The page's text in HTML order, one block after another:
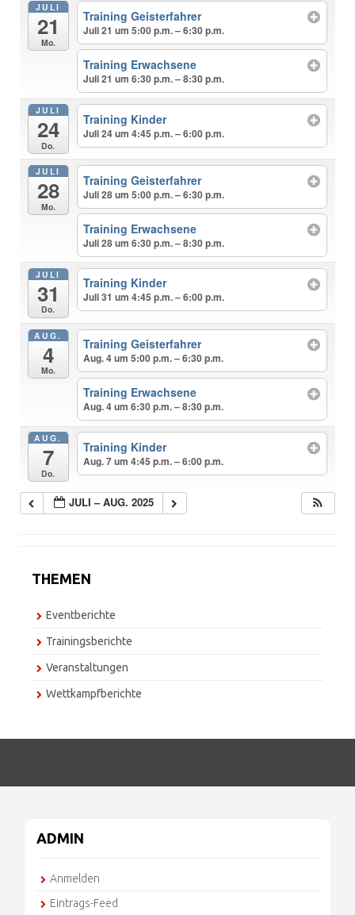
JULI
21
Mo.
Training Geisterfahrer
Juli 21 um 5:00 p.m. – 6:30 p.m.
Training Erwachsene
Juli 21 um 6:30 p.m. – 8:30 p.m.
JULI
24
Do.
Training Kinder
Juli 24 um 4:45 p.m. – 6:00 p.m.
JULI
28
Mo.
Training Geisterfahrer
Juli 28 um 5:00 p.m. – 6:30 p.m.
Training Erwachsene
Juli 28 um 6:30 p.m. – 8:30 p.m.
JULI
31
Do.
Training Kinder
Juli 31 um 4:45 p.m. – 6:00 p.m.
AUG.
4
Mo.
Training Geisterfahrer
Aug. 4 um 5:00 p.m. – 6:30 p.m.
Training Erwachsene
Aug. 4 um 6:30 p.m. – 8:30 p.m.
AUG.
7
Do.
Training Kinder
Aug. 7 um 4:45 p.m. – 6:00 p.m.
JULI – AUG. 2025
THEMEN
Eventberichte
Trainingsberichte
Veranstaltungen
Wettkampfberichte
ADMIN
Anmelden
Eintrags-Feed